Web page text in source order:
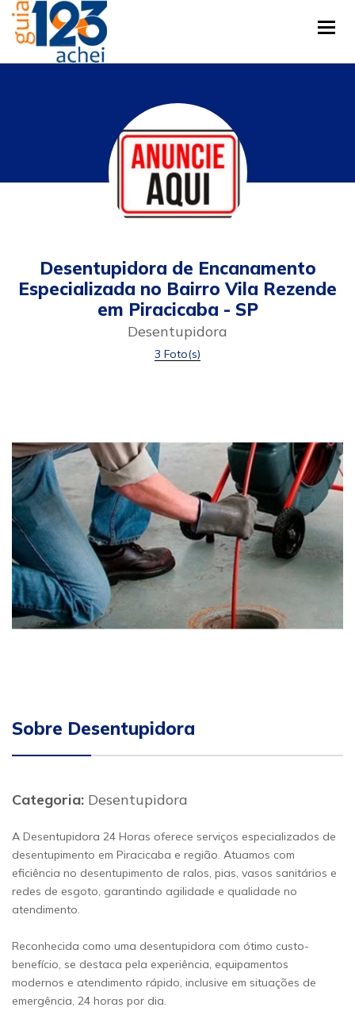
Desentupidora de Encanamento
Especializada no Bairro Vila Rezende
em Piracicaba - SP
Desentupidora
3 Foto(s)
Sobre Desentupidora
Categoria: Desentupidora
A Desentupidora 24 Horas oferece serviços especializados de
desentupimento em Piracicaba e região. Atuamos com
eficiência no desentupimento de ralos, pias, vasos sanitários e
redes de esgoto, garantindo agilidade e qualidade no
atendimento.
Reconhecida como uma desentupidora com ótimo custo-
benefício, se destaca pela experiência, equipamentos
modernos e atendimento rápido, inclusive em situações de
emergência, 24 horas por dia.